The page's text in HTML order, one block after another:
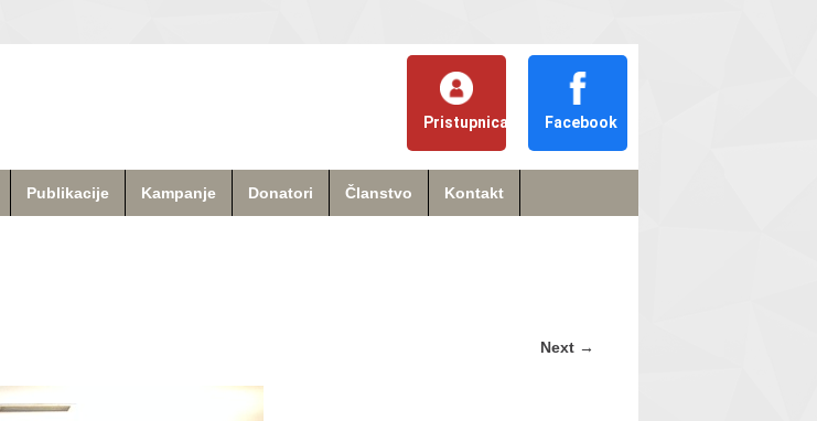
Pristupnica Facebook
Publikacije Kampanje Donatori Članstvo Kontakt
Next →